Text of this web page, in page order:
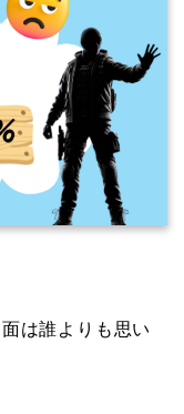
は誰よりも思い